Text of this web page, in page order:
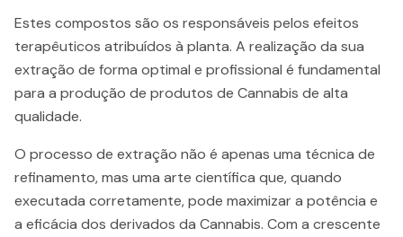
Estes compostos são os responsáveis pelos efeitos
terapêuticos atribuídos à planta. A realização da sua
extração de forma optimal e profissional é fundamental
para a produção de produtos de Cannabis de alta
qualidade.
O processo de extração não é apenas uma técnica de
refinamento, mas uma arte científica que, quando
executada corretamente, pode maximizar a potência e
a eficácia dos derivados da Cannabis. Com a crescente